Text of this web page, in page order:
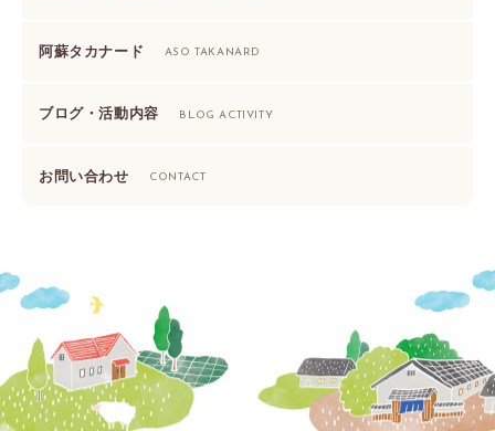
阿蘇タカナード ASO TAKANARD
ブログ・活動内容 BLOG ACTIVITY
お問い合わせ CONTACT